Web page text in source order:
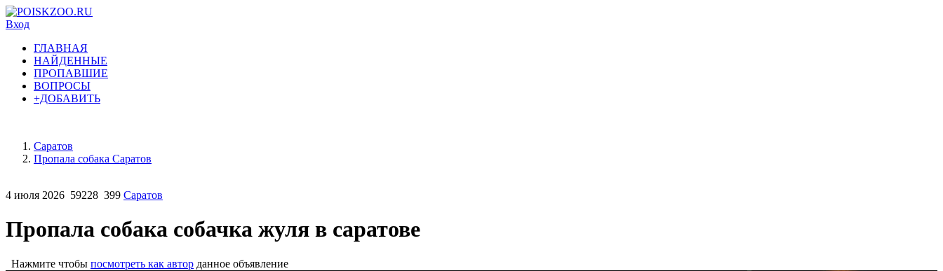
Вход
ГЛАВНАЯ
НАЙДЕННЫЕ
ПРОПАВШИЕ
ВОПРОСЫ
+ДОБАВИТЬ
Саратов
Пропала собака Саратов
4 июля 2026 59228 399 Саратов
Пропала собака собачка жуля в саратове
Нажмите чтобы посмотреть как автор данное объявление